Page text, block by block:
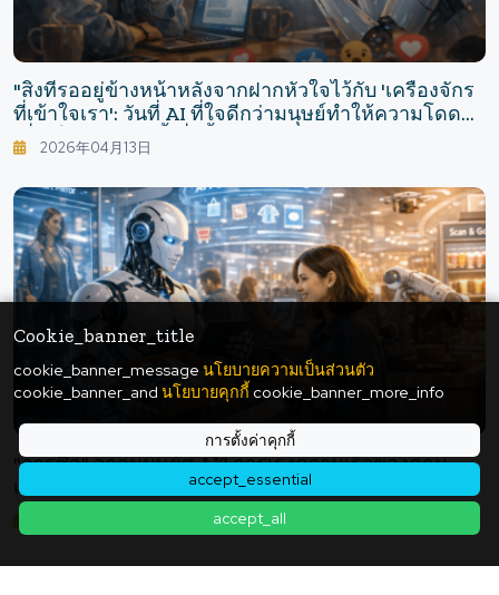
Cookie_banner_title
cookie_banner_message นโยบายความเป็นส่วนตัว
cookie_banner_and นโยบายคุกกี้ cookie_banner_more_info
การตั้งค่าคุกกี้
accept_essential
accept_all
"สิ่งที่รออยู่ข้างหน้าหลังจากฝากหัวใจไว้กับ 'เครื่องจักร
ที่เข้าใจเรา': วันที่ AI ที่ใจดีกว่ามนุษย์ทำให้ความโดด
เดี่ยวในสังคมลึกซึ้งยิ่งขึ้น"
2026年04月13日
"การซื้อ" จากมนุษย์สู่ AI? การเร่งความเร็วของคอม
เมิร์ซแบบเอเจนต์ในงานเทศกาลค้าปลีก